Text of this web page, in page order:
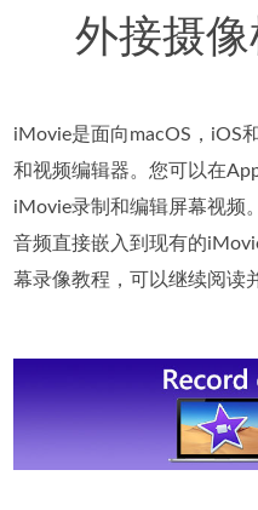
外接摄
iMovie是面向macOS，iOS
和视频编辑器。您可以在
iMovie录制和编辑屏幕视频
音频直接嵌入到现有的
幕录像教程，可以继续阅读